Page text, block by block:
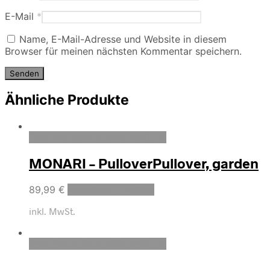
E-Mail *
Name, E-Mail-Adresse und Website in diesem
Browser für meinen nächsten Kommentar speichern.
Ähnliche Produkte
MONARI – PulloverPullover, garden
89,99 €
inkl. MwSt.